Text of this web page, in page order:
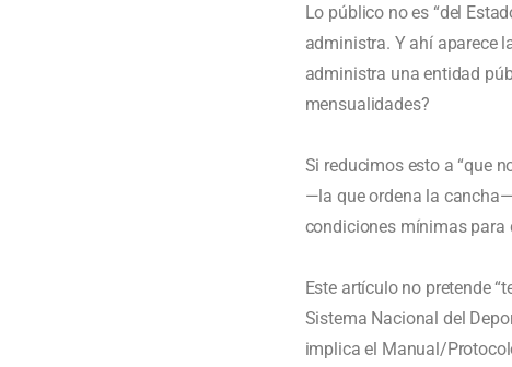
Lo público no es “del
administra. Y ahí aparece
administra una entidad
mensualidades?
Si reducimos esto a “que
—la que ordena la
condiciones mínimas para
Este artículo no pretende
Sistema Nacional del
implica el Manual/